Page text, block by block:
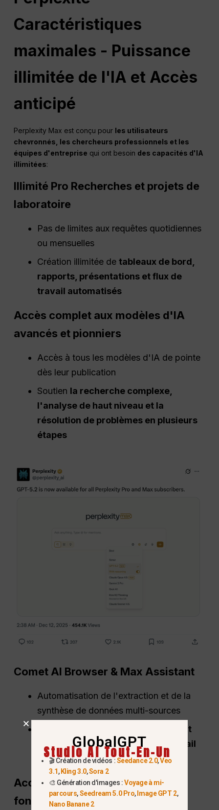
Caractéristiques
maximales - Puissance
illimitée de l'IA et Accès
anticipé
Perplexity Max est conçu pour les utilisateurs
chevronnés, les chercheurs professionnels et les
équipes d'entreprise qui ont besoin des capacités d'IA
illimitées:
Illimité Pro Recherches et projets de
laboratoire
Pas de limites aux requêtes quotidiennes
ou mensuelles
Création illimitée detableaux de bord,
rapports, présentations et flux de
travail automatisés
Accès complet aux modèles d'IA
avancés et pionniers
Accès à tous les modèles d'IA de pointe
dès leur publication
Soutien la recherche complexe,
l'analyse de haut niveau et la
résolution de problèmes en plusieurs
étapes
Comet AI Browser & Max Assistant
Automatisation de l'extraction et de la
synthèse de données multi-sources
raisonnement
supérieur, précision et flux de travail
intégration
Accès anticipévers Nouvelles
fonctionnalités
GlobalGPT
Studio AI Tout-En-Un
🎬 Création de vidéos :Seedance 2.0,Veo
3.1, Kling 3.0,Sora 2
🎨 Génération d'images :Voyage à mi-
parcours,Seedream 5.0 Pro, Image GPT 2,
Nano Banane 2